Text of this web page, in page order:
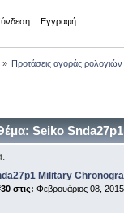
Εγγραφή
» Προτάσεις αγοράς ρολογιών
Seiko
Military
στις: Φεβρουάριος 08,